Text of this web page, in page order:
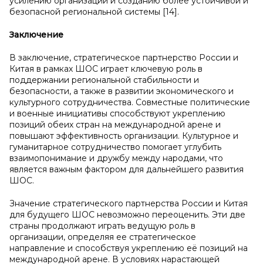
безопасной региональной системы [14].
Заключение
В заключение, стратегическое партнерство России и
Китая в рамках ШОС играет ключевую роль в
поддержании региональной стабильности и
безопасности, а также в развитии экономического и
культурного сотрудничества. Совместные политические
и военные инициативы способствуют укреплению
позиций обеих стран на международной арене и
повышают эффективность организации. Культурное и
гуманитарное сотрудничество помогает углубить
взаимопонимание и дружбу между народами, что
является важным фактором для дальнейшего развития
ШОС.
Значение стратегического партнерства России и Китая
для будущего ШОС невозможно переоценить. Эти две
страны продолжают играть ведущую роль в
организации, определяя ее стратегическое
направление и способствуя укреплению её позиций на
международной арене. В условиях нарастающей